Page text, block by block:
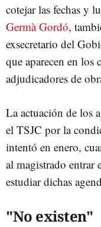
cotejar las fechas y
Germà Gordó,
exsecretario del
que aparecen en los
adjudicadores de
La actuación de los
el TSJC por la
intentó en enero,
al magistrado entrar
estudiar dichas
"No existen"